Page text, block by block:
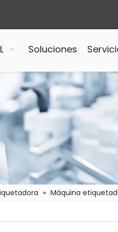
Soluciones
» Máquina